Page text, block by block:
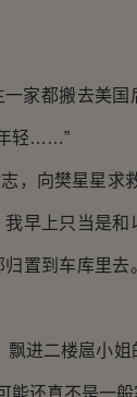
家都搬去美国
年轻……”
，向樊星星求
早上只当是和
置到车库里去
进二楼扈小姐
还真不是一般